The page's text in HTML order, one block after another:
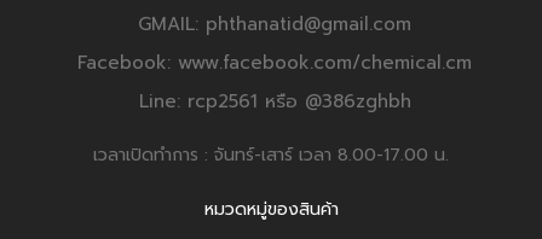
GMAIL: phthanatid@gmail.com
Facebook: www.facebook.com/chemical.cm
Line: rcp2561 หรือ @386zghbh
เวลาเปิดทำการ : จันทร์-เสาร์ เวลา 8.00-17.00 น.
หมวดหมู่ของสินค้า